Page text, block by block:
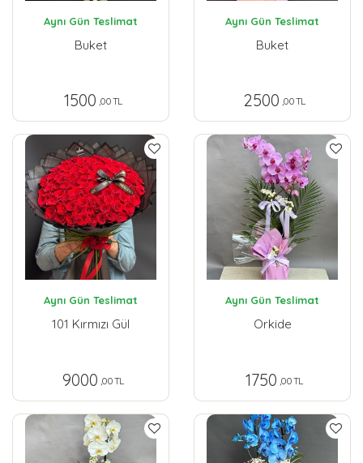
Aynı Gün Teslimat
Buket
1500 ,00 TL
Aynı Gün Teslimat
Buket
2500 ,00 TL
Aynı Gün Teslimat
101 Kırmızı Gül
9000 ,00 TL
Aynı Gün Teslimat
Orkide
1750 ,00 TL